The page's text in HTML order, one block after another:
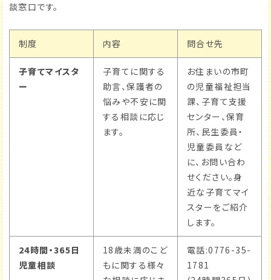
談窓口です。
制度 内容 問合せ先
子育てマイスタ
ー
子育てに関する
助言、保護者の
悩みや不安に関
する相談に応じ
ます。
お住まいの市町
の児童福祉担当
課、子育て支援
センター、保育
所、民生委員・
児童委員など
に、お問い合わ
せください。身
近な子育てマイ
スターをご紹介
します。
24時間・365日
児童相談
18歳未満のこど
もに関する様々
電話:0776-35-
1781